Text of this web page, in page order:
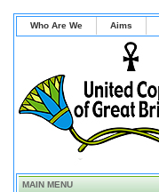
Who Are We Aims
MAIN MENU